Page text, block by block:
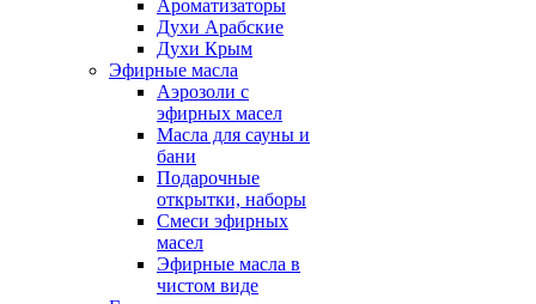
Ароматизаторы
Духи Арабские
Духи Крым
Эфирные масла
Аэрозоли с
эфирных масел
Масла для сауны и
бани
Подарочные
открытки, наборы
Смеси эфирных
масел
Эфирные масла в
чистом виде